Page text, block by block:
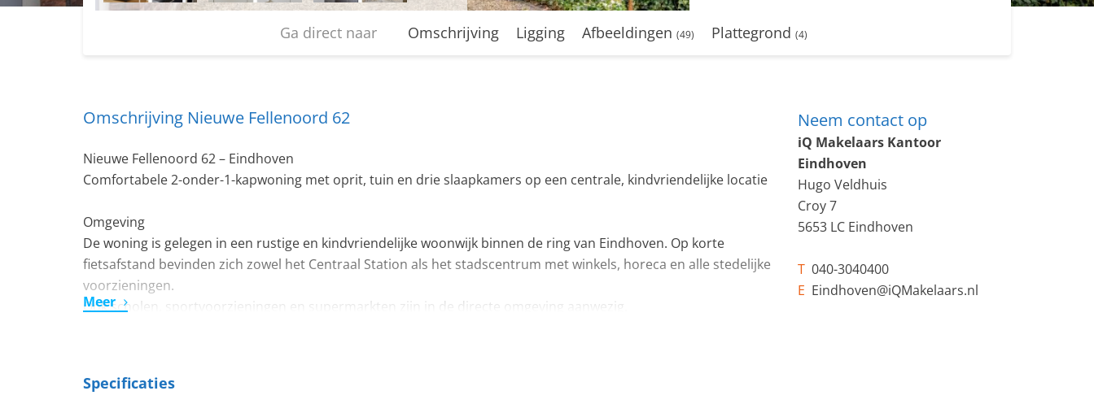
Ga direct naar Omschrijving Ligging Afbeeldingen (49) Plattegrond (4)
Omschrijving Nieuwe Fellenoord 62
Nieuwe Fellenoord 62 – Eindhoven
Comfortabele 2-onder-1-kapwoning met oprit, tuin en drie slaapkamers op een centrale, kindvriendelijke locatie
Omgeving
De woning is gelegen in een rustige en kindvriendelijke woonwijk binnen de ring van Eindhoven. Op korte
fietsafstand bevinden zich zowel het Centraal Station als het stadscentrum met winkels, horeca en alle stedelijke
voorzieningen.
Ook scholen, sportvoorzieningen en supermarkten zijn in de directe omgeving aanwezig.
Begane grond
Meer
Neem contact op
iQ Makelaars Kantoor
Eindhoven
Hugo Veldhuis
Croy 7
5653 LC Eindhoven
T040-3040400
E Eindhoven@iQMakelaars.nl
Specificaties